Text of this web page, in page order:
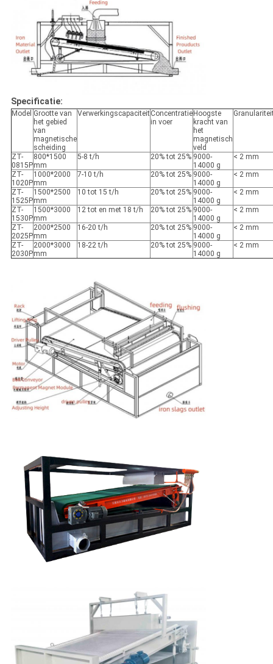
Specificatie:
Model Grootte van
het gebied
van
magnetische
scheiding
VerwerkingscapaciteitConcentratie
in voer
Hoogste
kracht van
het
magnetisch
veld
ZT-
0815P
800*1500
mm
5-8 t/h 20% tot 25% 9000-
14000 g
< 2 mm
ZT-
1020P
1000*2000
mm
7-10 t/h 20% tot 25% 9000-
14000 g
< 2 mm
ZT-
1525P
1500*2500
mm
10 tot 15 t/h 20% tot 25% 9000-
14000 g
< 2 mm
ZT-
1530P
1500*3000
mm
12 tot en met 18 t/h 20% tot 25% 9000-
14000 g
< 2 mm
ZT-
2025P
2000*2500
mm
16-20 t/h 20% tot 25% 9000-
14000 g
< 2 mm
ZT-
2030P
2000*3000
mm
18-22 t/h 20% tot 25% 9000-
14000 g
< 2 mm